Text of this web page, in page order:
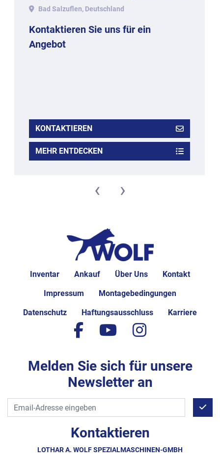
Bad Salzuflen, Deutschland
Kontaktieren Sie uns für ein
Angebot
KONTAKTIEREN
MEHR ENTDECKEN
‹ ›
Inventar Ankauf Über Uns Kontakt
Impressum Montagebedingungen
Datenschutz Haftungsausschluss Karriere
Kontaktieren
LOTHAR A. WOLF SPEZIALMASCHINEN-GMBH
facebook
youtubeinstagram
Melden Sie sich für unsere
Newsletter an